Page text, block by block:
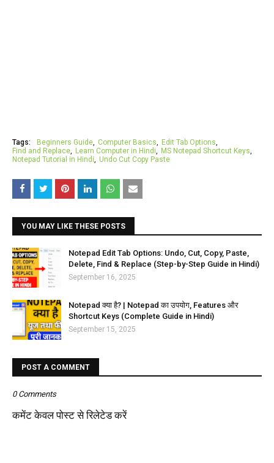
Tags: Beginners Guide Computer Basics
Edit Tab Options
Find and Replace
Learn Computer in Hindi
MS Notepad Shortcut Keys
Notepad Tutorial in Hindi
Undo Cut Copy Paste
YOU MAY LIKE THESE POSTS
Notepad Edit Tab Options: Undo, Cut, Copy, Paste,
Delete, Find & Replace (Step-by-Step Guide in Hindi)
September 16, 2025
Notepad क्या है? | Notepad का उपयोग, Features और
Shortcut Keys (Complete Guide in Hindi)
September 15, 2025
POST A COMMENT
0 Comments
कमेंट केवल पोस्ट से रिलेटेड करें